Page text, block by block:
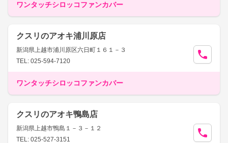
ワンタッチシロッコファンカバー
クスリのアオキ浦川原店
新潟県上越市浦川原区六日町１６１－３
TEL: 025-594-7120
ワンタッチシロッコファンカバー
クスリのアオキ鴨島店
新潟県上越市鴨島１－３－１２
TEL: 025-527-3151